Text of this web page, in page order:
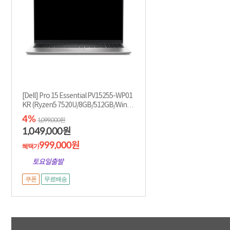
[Dell] Pro 15 Essential PV15255-WP01
KR (Ryzen5 7520U/8GB/512GB/Win11
4% 1,099,000원
1,049,000원
혜택가999,000원
토요일출발
쿠폰 무료배송